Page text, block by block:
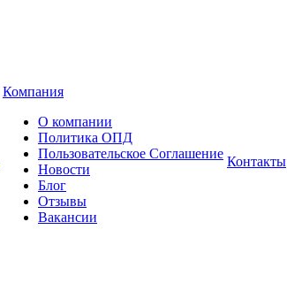
Компания
О компании
Политика ОПД
Пользовательское Соглашение
Новости
Блог
Отзывы
Вакансии
Контакты